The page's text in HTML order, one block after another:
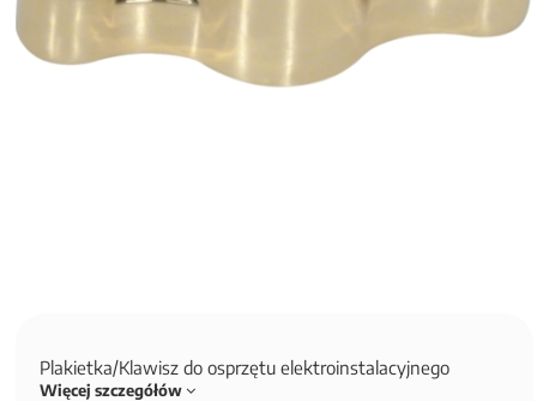
Plakietka/Klawisz do osprzętu elektroinstalacyjnego
Więcej szczegółów